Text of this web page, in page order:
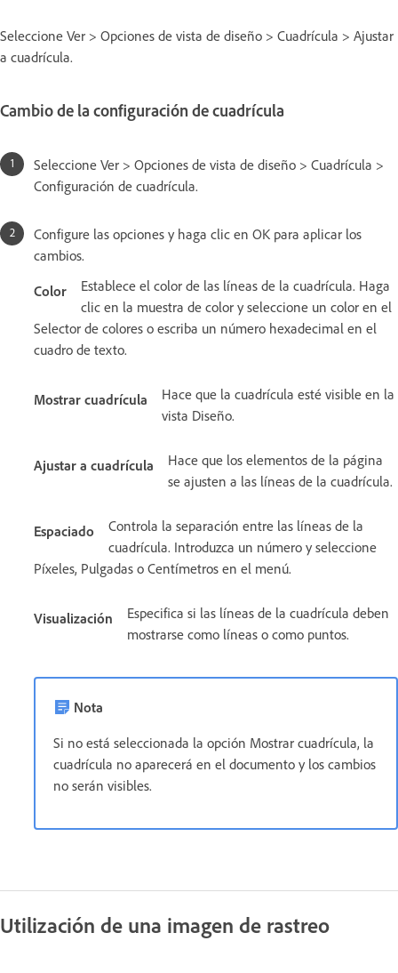
Seleccione Ver > Opciones de vista de diseño > Cuadrícula > Ajustar
a cuadrícula.
Cambio de la configuración de cuadrícula
Seleccione Ver > Opciones de vista de diseño > Cuadrícula >
Configuración de cuadrícula.
Configure las opciones y haga clic en OK para aplicar los
cambios.
Color
Establece el color de las líneas de la cuadrícula. Haga
clic en la muestra de color y seleccione un color en el
Selector de colores o escriba un número hexadecimal en el
cuadro de texto.
Mostrar cuadrícula
Hace que la cuadrícula esté visible en la
vista Diseño.
Ajustar a cuadrícula
Hace que los elementos de la página
se ajusten a las líneas de la cuadrícula.
Espaciado
Controla la separación entre las líneas de la
cuadrícula. Introduzca un número y seleccione
Píxeles, Pulgadas o Centímetros en el menú.
Visualización
Especifica si las líneas de la cuadrícula deben
mostrarse como líneas o como puntos.
Nota
Si no está seleccionada la opción Mostrar cuadrícula, la
cuadrícula no aparecerá en el documento y los cambios
no serán visibles.
Utilización de una imagen de rastreo